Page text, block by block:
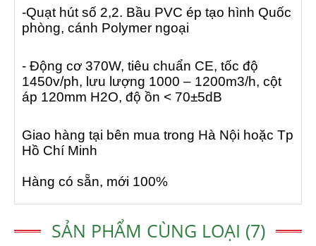
-Quạt hút số 2,2. Bầu PVC ép tạo hình Quốc
phòng, cánh Polymer ngoại
- Động cơ 370W, tiêu chuẩn CE, tốc độ
1450v/ph, lưu lượng 1000 – 1200m3/h, cột
áp 120mm H2O, độ ồn < 70±5dB
Giao hàng tại bên mua trong Hà Nội hoặc Tp
Hồ Chí Minh
Hàng có sẵn, mới 100%
SẢN PHẨM CÙNG LOẠI (7)